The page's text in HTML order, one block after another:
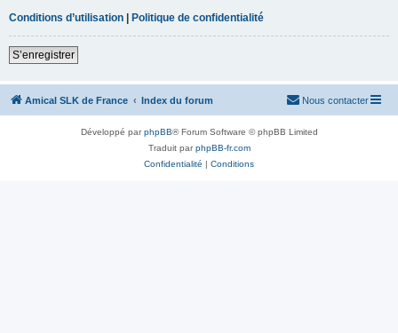
Conditions d’utilisation | Politique de confidentialité
S’enregistrer
Amical SLK de France Index du forum Nous contacter
Développé parphpBB® Forum Software © phpBB Limited
Traduit parphpBB-fr.com
Confidentialité | Conditions